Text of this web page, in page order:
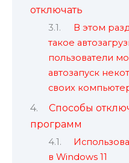
отключать
В этом
такое
пользователи
автозапуск
своих
Способы
программ
в Windows 11